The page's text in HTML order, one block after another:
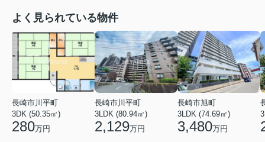
よく見られている物件
長崎市川平町
3DK (50.35㎡)
280万円
長崎市川平町
3LDK (80.94㎡)
2,129万円
長崎市旭町
3LDK (74.69㎡)
3,480万円